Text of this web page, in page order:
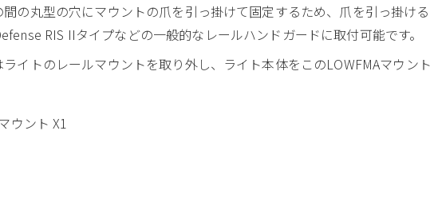
間の丸型の穴にマウントの爪を引っ掛けて固定するため、爪を引っ掛け
RIS IIタイプなどの一般的なレールハンドガードに取付可能です。
イトのレールマウントを取り外し、ライト本体をこのLOWFMAマウント
ウント X1